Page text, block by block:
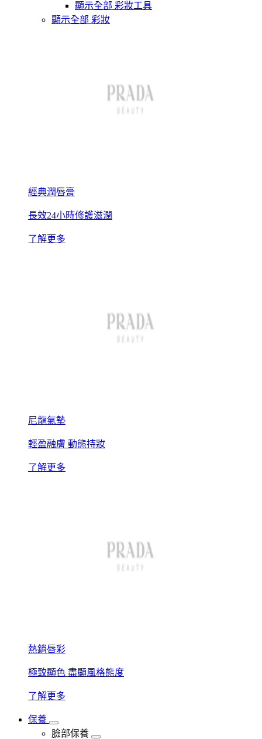
顯示全部 彩妝工具
顯示全部 彩妝
經典潤唇膏
長效24小時修護滋潤
了解更多
尼龍氣墊
輕盈融膚 動態持妝
了解更多
熱銷唇彩
極致顯色 盡顯風格態度
了解更多
保養
臉部保養